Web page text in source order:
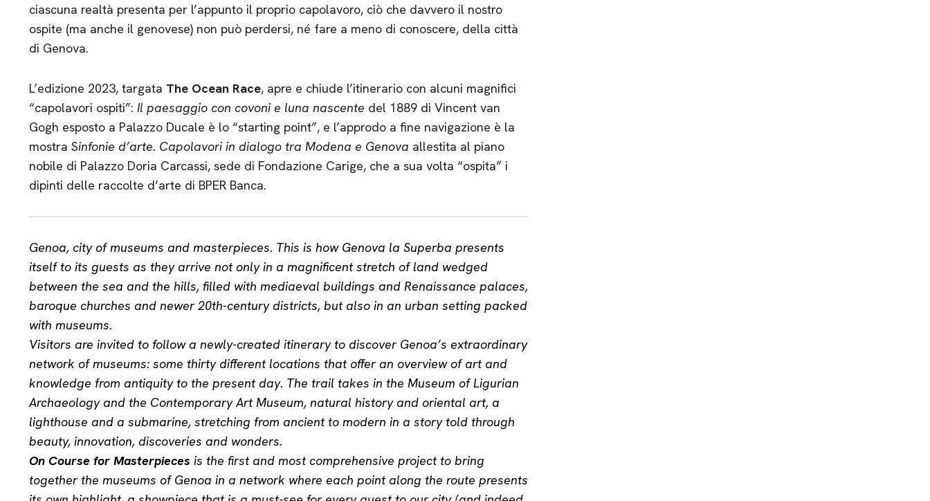
ciascuna realtà presenta per l’appunto il proprio capolavoro, ciò che davvero il nostro
ospite (ma anche il genovese) non può perdersi, né fare a meno di conoscere, della città
di Genova.
L’edizione 2023, targata The Ocean Race, apre e chiude l’itinerario con alcuni magnifici
“capolavori ospiti”: Il paesaggio con covoni e luna nascente del 1889 di Vincent van
Gogh esposto a Palazzo Ducale è lo “starting point”, e l’approdo a fine navigazione è la
mostra Sinfonie d’arte. Capolavori in dialogo tra Modena e Genova allestita al piano
nobile di Palazzo Doria Carcassi, sede di Fondazione Carige, che a sua volta “ospita” i
dipinti delle raccolte d’arte di BPER Banca.
Genoa, city of museums and masterpieces. This is how Genova la Superba presents
itself to its guests as they arrive not only in a magnificent stretch of land wedged
between the sea and the hills, filled with mediaeval buildings and Renaissance palaces,
baroque churches and newer 20th-century districts, but also in an urban setting packed
with museums.
Visitors are invited to follow a newly-created itinerary to discover Genoa’s extraordinary
network of museums: some thirty different locations that offer an overview of art and
knowledge from antiquity to the present day. The trail takes in the Museum of Ligurian
Archaeology and the Contemporary Art Museum, natural history and oriental art, a
lighthouse and a submarine, stretching from ancient to modern in a story told through
beauty, innovation, discoveries and wonders.
On Course for Masterpieces is the first and most comprehensive project to bring
together the museums of Genoa in a network where each point along the route presents